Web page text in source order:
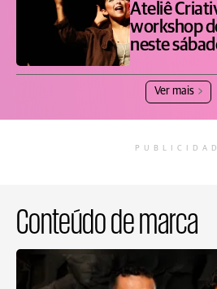
Ateliê
workshop
neste
Ver mais
Conteúdo de marca